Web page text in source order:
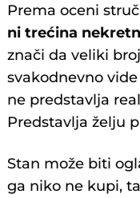
Prema oceni
ni trećina
znači da veliki
svakodnevno
ne predstavlja
Predstavlja želju
Stan može biti
ga niko ne kupi,